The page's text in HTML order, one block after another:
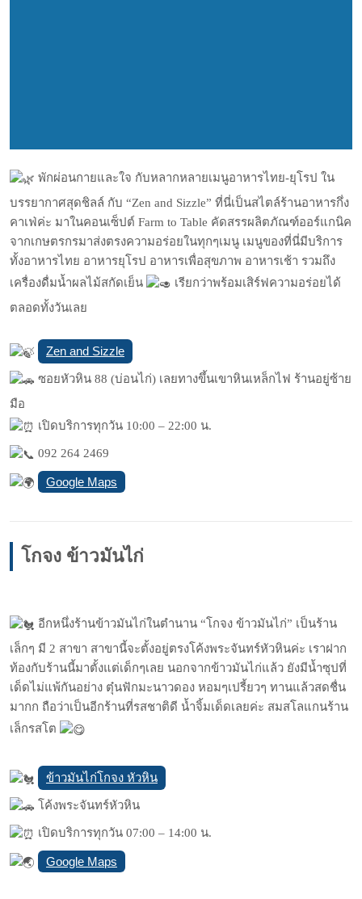
พักผ่อนกายและใจ กับหลากหลายเมนูอาหารไทย-ยุโรป ใน
บรรยากาศสุดชิลล์ กับ “Zen and Sizzle” ที่นี่เป็นสไตล์ร้านอาหารกึ่ง
คาเฟ่ค่ะ มาในคอนเซ็ปต์ Farm to Table คัดสรรผลิตภัณฑ์ออร์แกนิค
จากเกษตรกรมาส่งตรงความอร่อยในทุกๆเมนู เมนูของที่นี่มีบริการ
ทั้งอาหารไทย อาหารยุโรป อาหารเพื่อสุขภาพ อาหารเช้า รวมถึง
เครื่องดื่มน้ำผลไม้สกัดเย็น
เรียกว่าพร้อมเสิร์ฟความอร่อยได้
ตลอดทั้งวันเลย
Zen and Sizzle
ซอยหัวหิน 88 (บ่อนไก่) เลยทางขึ้นเขาหินเหล็กไฟ ร้านอยู่ซ้าย
มือ
เปิดบริการทุกวัน 10:00 – 22:00 น.
092 264 2469
Google Maps
โกจง ข้าวมันไก่
อีกหนึ่งร้านข้าวมันไก่ในตำนาน “โกจง ข้าวมันไก่” เป็นร้าน
เล็กๆ มี 2 สาขา สาขานี้จะตั้งอยู่ตรงโค้งพระจันทร์หัวหินค่ะ เราฝาก
ท้องกับร้านนี้มาตั้งแต่เด็กๆเลย นอกจากข้าวมันไก่แล้ว ยังมีน้ำซุปที่
เด็ดไม่แพ้กันอย่าง ตุ๋นฟักมะนาวดอง หอมๆเปรี้ยวๆ ทานแล้วสดชื่น
มากก ถือว่าเป็นอีกร้านที่รสชาติดี น้ำจิ้มเด็ดเลยค่ะ สมสโลแกนร้าน
เล็กรสโต
ข้าวมันไก่โกจง หัวหิน
โค้งพระจันทร์หัวหิน
เปิดบริการทุกวัน 07:00 – 14:00 น.
Google Maps